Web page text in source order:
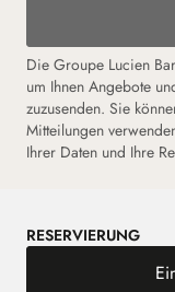
Die Groupe Lucien
um Ihnen Angebote
zuzusenden. Sie
Mitteilungen
Ihrer Daten und Ihre
RESERVIERUNG